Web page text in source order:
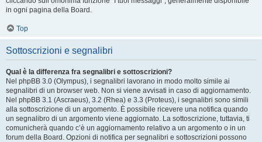
in ogni pagina della Board.
Top
Sottoscrizioni e segnalibri
Qual è la differenza fra segnalibri e sottoscrizioni?
Nel phpBB 3.0 (Olympus), i segnalibri lavorano in modo molto simile ai
segnalibri di un browser web. Non si viene avvisati in caso di aggiornamento.
Nel phpBB 3.1 (Ascraeus), 3.2 (Rhea) e 3.3 (Proteus), i segnalibri sono simili
alla sottoscrizione di un argomento. È possibile ricevere una notifica quando
un segnalibro di un argomento viene aggiornato. La sottoscrizione, tuttavia, ti
comunicherà quando c’è un aggiornamento relativo a un argomento o in un
forum della Board. Opzioni di notifica per segnalibri e sottoscrizioni possono